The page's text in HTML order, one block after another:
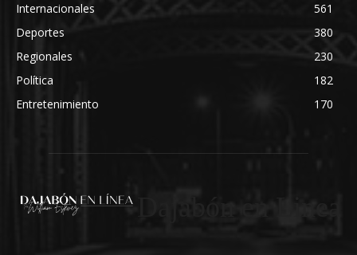
Internacionales
561
Deportes
380
Regionales
230
Política
182
Entretenimiento
170